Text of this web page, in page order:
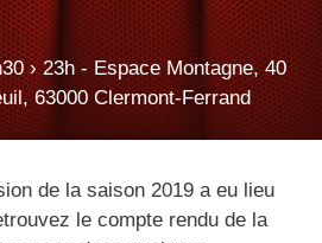
› 23h - Espace Montagne, 40
63000 Clermont-Ferrand
de la saison 2019 a eu lieu
le compte rendu de la